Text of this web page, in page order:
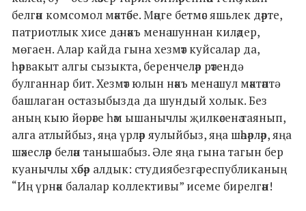
белгән комсомол мәктәбе. Мәңге бетмәс яшьлек дәрте,
патриотлык хисе дә нәкъ менә шуннан киләдер,
мөгаен. Алар кайда гына хезмәт куйсалар да,
һәрвакыт алгы сызыкта, беренчеләр рәтендә
булганнар бит. Хезмәт юлын нәкъ менә шул мәктәптә
башлаган остазыбызда да шундый холык. Без
аның кыю йөрәге һәм ышанычлы җилкәсенә таянып,
алга атлыйбыз, яңа үрләр яулыйбыз, яңа шәһәрләр, яңа
шәхесләр белән танышабыз. Әле яңа гына тагын бер
куанычлы хәбәр алдык: студиябезгә республиканың
“Иң үрнәк балалар коллективы” исеме бирелгән!